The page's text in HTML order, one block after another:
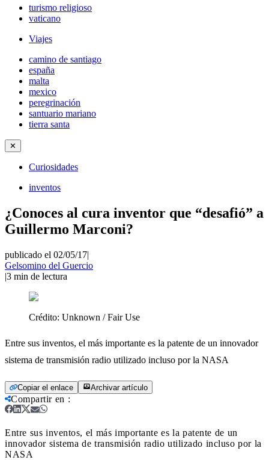
turismo religioso
vaticano
Viajes
camino de santiago
españa
malta
mexico
peregrinación
santuario mariano
tierra santa
✕
Curiosidades
inventos
¿Conoces al cura inventor que “desafió” a
Guillermo Marconi?
publicado el 02/05/17|
Gelsomino del Guercio
|3 min de lectura
Crédito: Unknown / Fair Use
Entre sus inventos, el más importante es la patente de un innovador
sistema de transmisión radio utilizado incluso por la NASA
Copiar el enlace Archivar artículo
Compartir en :
Entre sus inventos, el más importante es la patente de un
innovador sistema de transmisión radio utilizado incluso por la
NASA